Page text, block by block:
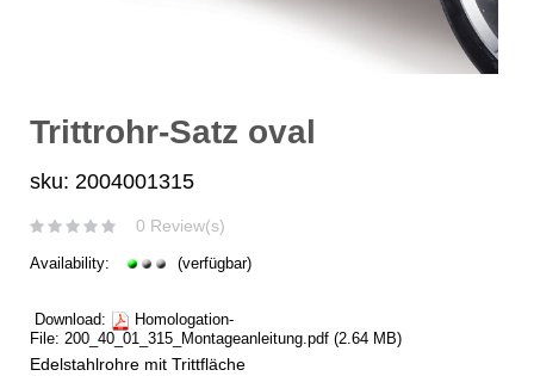
Trittrohr-Satz oval
sku: 2004001315
0 Review(s)
Availability: (verfügbar)
Download:
Homologation-
File: 200_40_01_315_Montageanleitung.pdf (2.64 MB)
Edelstahlrohre mit Trittfläche